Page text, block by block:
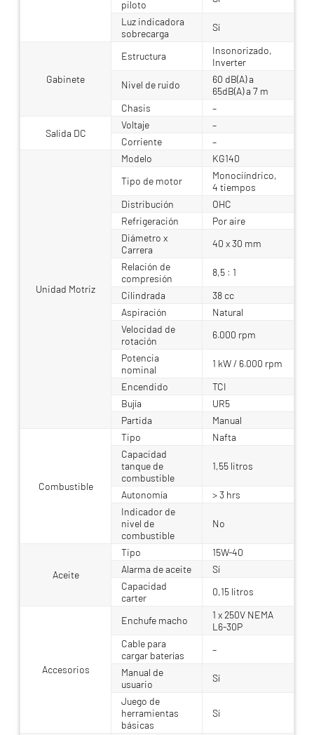
piloto
Luz indicadora
sobrecarga
Sí
Gabinete
Estructura
Insonorizado,
Inverter
Nivel de ruido
60 dB(A) a
65dB(A) a 7 m
Chasis
–
Salida DC
Voltaje
–
Corriente
–
Unidad Motriz
Modelo
KG140
Tipo de motor
Monociíndrico,
4 tiempos
Distribución
OHC
Refrigeración
Por aire
Diámetro x
Carrera
40 x 30 mm
Relación de
compresión
8,5 : 1
Cilindrada
38 cc
Aspiración
Natural
Velocidad de
rotación
6.000 rpm
Potencia
nominal
1 kW / 6.000 rpm
Encendido
TCI
Bujía
UR5
Partida
Manual
Combustible
Tipo
Nafta
Capacidad
tanque de
combustible
1,55 litros
Autonomía
> 3 hrs
Indicador de
nivel de
combustible
No
Aceite
Tipo
15W-40
Alarma de aceite
Sí
Capacidad
carter
0,15 litros
Accesorios
Enchufe macho
1 x 250V NEMA
L6-30P
Cable para
cargar baterías
–
Manual de
usuario
Sí
Juego de
herramientas
básicas
Sí